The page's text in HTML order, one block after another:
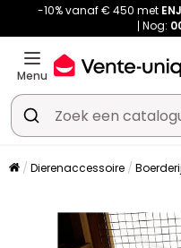
-10% vanaf € 450 met
Nog:
Menu
Dierenaccessoire